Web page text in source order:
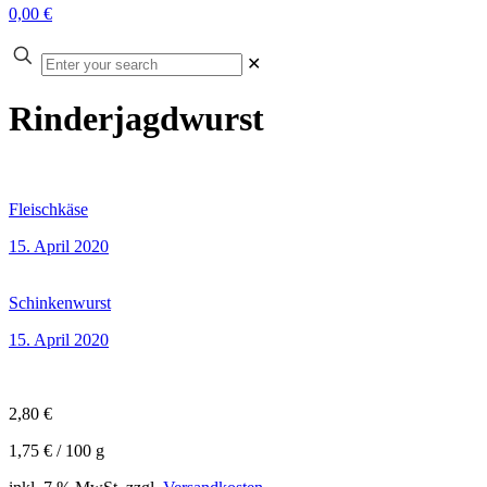
0,00 €
Enter
your
✕
Rinderjagdwurst
Fleischkäse
15. April 2020
Schinkenwurst
15. April 2020
2,80 €
1,75 € / 100 g